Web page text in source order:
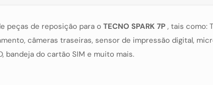
peças de reposição para o TECNO SPARK 7P , tais como:
câmeras traseiras, sensor de impressão digital,
bandeja do cartão SIM e muito mais.